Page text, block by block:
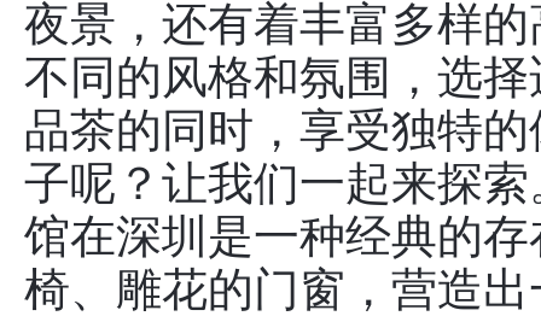
夜景，还有着丰富多样
不同的风格和氛围，选
品茶的同时，享受独特
子呢？让我们一起来探
馆在深圳是一种经典的
椅、雕花的门窗，营造